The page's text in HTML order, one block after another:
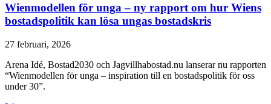
Wienmodellen för unga – ny rapport om hur Wiens
bostadspolitik kan lösa ungas bostadskris
27 februari, 2026
Arena Idé, Bostad2030 och Jagvillhabostad.nu lanserar nu rapporten
“Wienmodellen för unga – inspiration till en bostadspolitik för oss
under 30”.